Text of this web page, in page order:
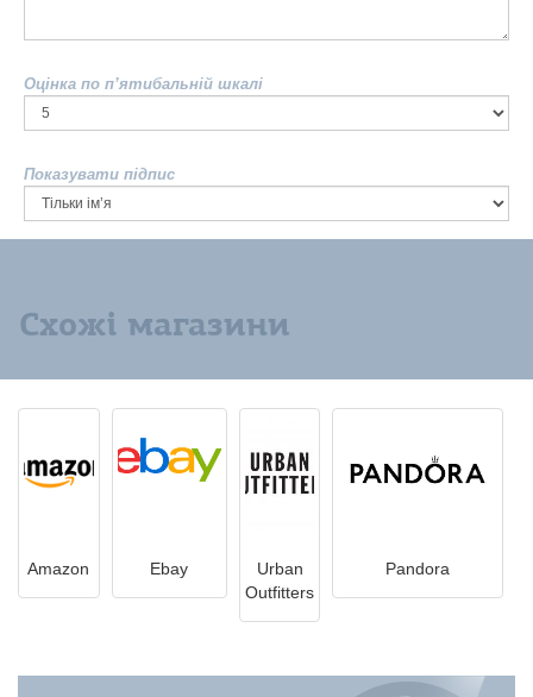
Оцінка по п’ятибальній шкалі
Показувати підпис
Схожі магазини
Amazon Ebay
Urban
Outfitters
Pandora